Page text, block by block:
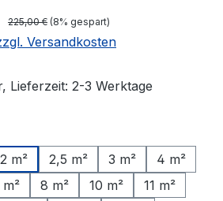
Regulärer Preis:
225,00 € (8% gespart)
Versandkosten
Lieferzeit: 2-3 Werktage
2 m² 2,5 m² 3 m²
4 m²
8 m² 10 m²
11 m²